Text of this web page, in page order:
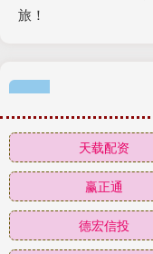
旅！
天载配资
赢正通
德宏信投